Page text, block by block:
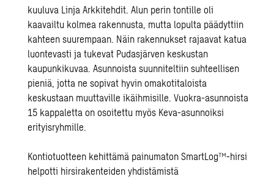
kuuluva Linja Arkkitehdit. Alun perin tontille oli
kaavailtu kolmea rakennusta, mutta lopulta päädyttiin
kahteen suurempaan. Näin rakennukset rajaavat katua
luontevasti ja tukevat Pudasjärven keskustan
kaupunkikuvaa. Asunnoista suunniteltiin suhteellisen
pieniä, jotta ne sopivat hyvin omakotitaloista
keskustaan muuttaville ikäihmisille. Vuokra-asunnoista
15 kappaletta on osoitettu myös Keva-asunnoiksi
erityisryhmille.
Kontiotuotteen kehittämä painumaton SmartLog™-hirsi
helpotti hirsirakenteiden yhdistämistä